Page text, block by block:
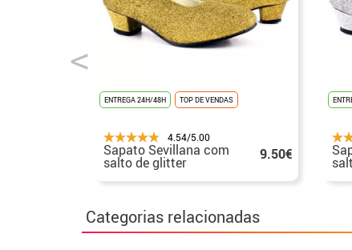
ENTREGA 24H/48H TOP DE VENDAS
4.54/5.00
Sapato Sevillana com
salto de glitter
dourado nos números
de 22 a 41
9.50€
41
Categorias relacionadas